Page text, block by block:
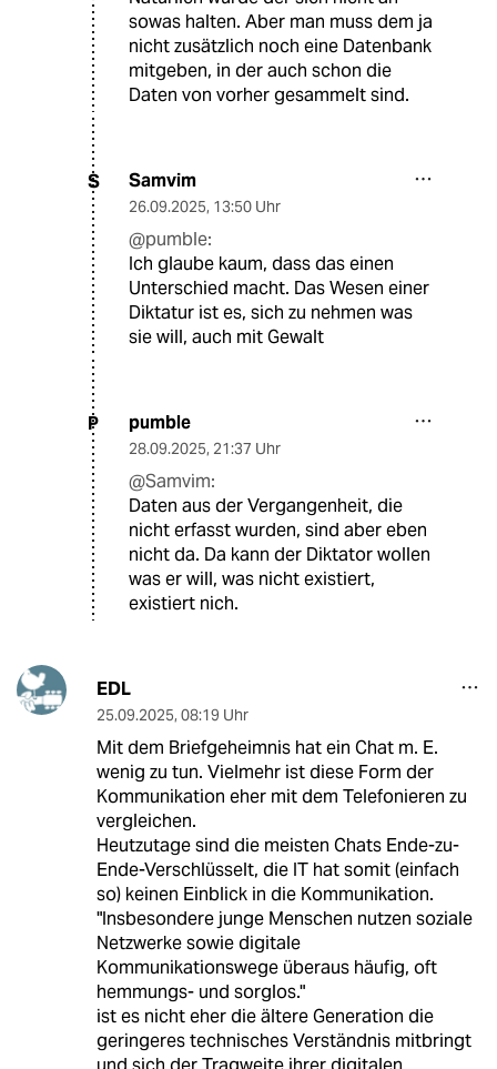
sowas halten. Aber man muss dem ja
nicht zusätzlich noch eine Datenbank
mitgeben, in der auch schon die
Daten von vorher gesammelt sind.
S Samvim
26.09.2025, 13:50 Uhr
@pumble:
Ich glaube kaum, dass das einen
Unterschied macht. Das Wesen einer
Diktatur ist es, sich zu nehmen was
sie will, auch mit Gewalt
P pumble
28.09.2025, 21:37 Uhr
@Samvim:
Daten aus der Vergangenheit, die
nicht erfasst wurden, sind aber eben
nicht da. Da kann der Diktator wollen
was er will, was nicht existiert,
existiert nich.
EDL
25.09.2025, 08:19 Uhr
Mit dem Briefgeheimnis hat ein Chat m. E.
wenig zu tun. Vielmehr ist diese Form der
Kommunikation eher mit dem Telefonieren zu
vergleichen.
Heutzutage sind die meisten Chats Ende-zu-
Ende-Verschlüsselt, die IT hat somit (einfach
so) keinen Einblick in die Kommunikation.
"Insbesondere junge Menschen nutzen soziale
Netzwerke sowie digitale
Kommunikationswege überaus häufig, oft
hemmungs- und sorglos."
ist es nicht eher die ältere Generation die
geringeres technisches Verständnis mitbringt